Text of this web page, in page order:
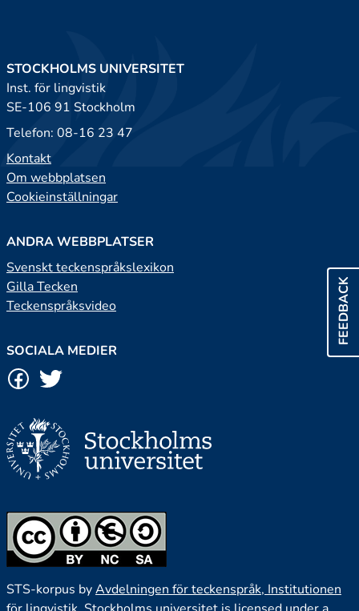
FEEDBACK
STOCKHOLMS UNIVERSITET
Inst. för lingvistik
SE-106 91 Stockholm
Telefon: 08-16 23 47
Kontakt
Om webbplatsen
Cookieinställningar
ANDRA WEBBPLATSER
Svenskt teckenspråkslexikon
Gilla Tecken
Teckenspråksvideo
SOCIALA MEDIER
STS-korpus byAvdelningen för teckenspråk, Institutionen